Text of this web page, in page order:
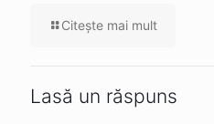
Citeşte mai mult
Lasă un răspuns